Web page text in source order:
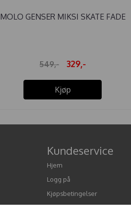
MOLO GENSER MIKSI SKATE FADE
549,- 329,-
Kjøp
Kundeservice
Hjem
Logg på
Kjøpsbetingelser